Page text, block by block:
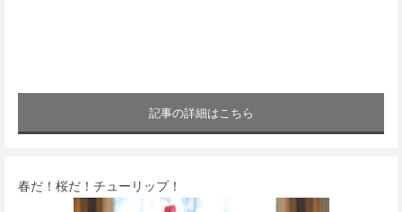
記事の詳細はこちら
春だ！桜だ！チューリップ！